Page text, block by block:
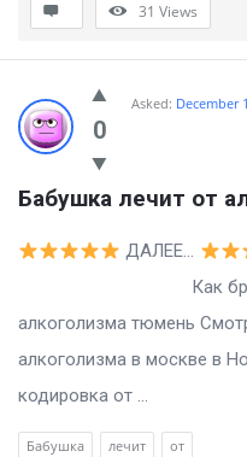
31 Views
0
Asked: December
Бабушка лечит от
ДАЛЕЕ…
Как бросить
алкоголизма тюмень
алкоголизма в москве в
кодировка от ...
Бабушка лечит от